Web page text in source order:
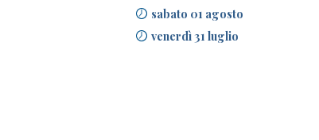
sabato 01 agosto
venerdì 31 luglio